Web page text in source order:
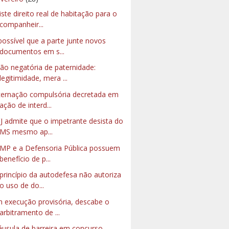
direito real de habitação para o
companheir...
que a parte junte novos
documentos em s...
negatória de paternidade:
legitimidade, mera ...
compulsória decretada em
ação de interd...
admite que o impetrante desista do
MS mesmo ap...
e a Defensoria Pública possuem
benefício de p...
da autodefesa não autoriza
o uso de do...
execução provisória, descabe o
arbitramento de ...